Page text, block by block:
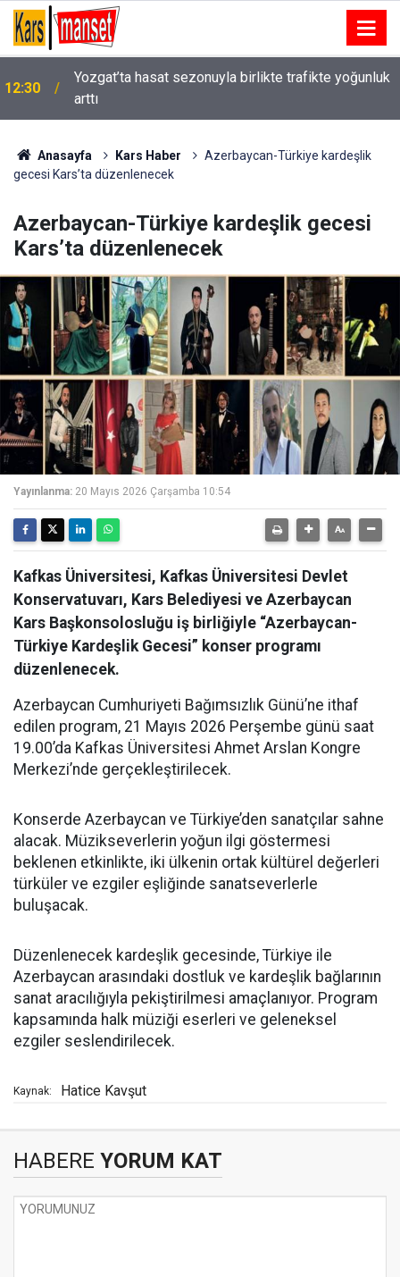
12:29 Kayserispor’da forma numaraları belli oldu
Anasayfa Kars Haber
Azerbaycan-Türkiye kardeşlik
gecesi Kars’ta düzenlenecek
Azerbaycan-Türkiye kardeşlik gecesi
Kars’ta düzenlenecek
Yayınlanma: 20 Mayıs 2026 Çarşamba 10:54
Kafkas Üniversitesi, Kafkas Üniversitesi Devlet
Konservatuvarı, Kars Belediyesi ve Azerbaycan
Kars Başkonsolosluğu iş birliğiyle “Azerbaycan-
Türkiye Kardeşlik Gecesi” konser programı
düzenlenecek.
Azerbaycan Cumhuriyeti Bağımsızlık Günü’ne ithaf
edilen program, 21 Mayıs 2026 Perşembe günü saat
19.00’da Kafkas Üniversitesi Ahmet Arslan Kongre
Merkezi’nde gerçekleştirilecek.
Konserde Azerbaycan ve Türkiye’den sanatçılar sahne
alacak. Müzikseverlerin yoğun ilgi göstermesi
beklenen etkinlikte, iki ülkenin ortak kültürel değerleri
türküler ve ezgiler eşliğinde sanatseverlerle
buluşacak.
Düzenlenecek kardeşlik gecesinde, Türkiye ile
Azerbaycan arasındaki dostluk ve kardeşlik bağlarının
sanat aracılığıyla pekiştirilmesi amaçlanıyor. Program
kapsamında halk müziği eserleri ve geleneksel
ezgiler seslendirilecek.
Kaynak: Hatice Kavşut
HABERE YORUM KAT